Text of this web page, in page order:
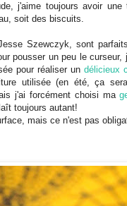
j'aime toujours avoir une
soit des biscuits.
Szewczyk, sont
pousser un peu le curseur,
pour réaliser un délicieux
utilisée (en été, ça
j'ai forcément choisi ma
toujours autant!
mais ce n'est pas